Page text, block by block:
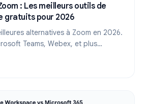
: Les meilleurs outils de
gratuits pour 2026
alternatives à Zoom en 2026.
Teams, Webex, et plus
: Les meilleurs outils de